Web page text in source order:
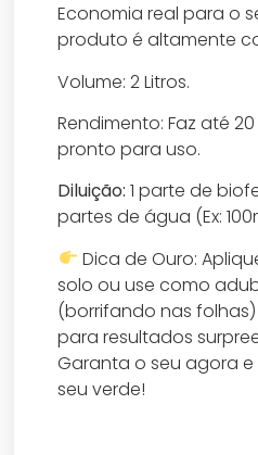
​Economia real para o
produto é altamente
​Volume: 2 Litros.
​Rendimento: Faz até
pronto para uso.
​Diluição: 1 parte de
partes de água (Ex:
Dica de Ouro:
solo ou use como
(borrifando nas
para resultados
​Garanta o seu agora
seu verde!